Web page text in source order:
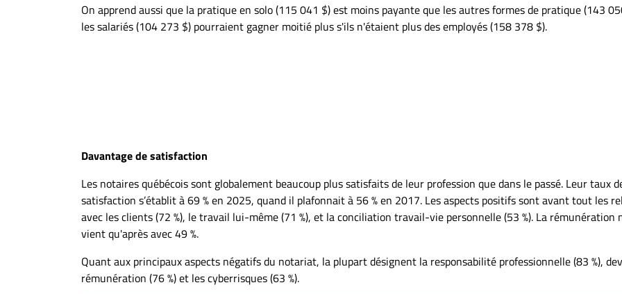
On apprend aussi que la pratique en solo (115 041 $) est moins payante que les autres formes de pratique (143
les salariés (104 273 $) pourraient gagner moitié plus s'ils n'étaient plus des employés (158 378 $).
Davantage de satisfaction
Les notaires québécois sont globalement beaucoup plus satisfaits de leur profession que dans le passé. Leur taux
satisfaction s’établit à 69 % en 2025, quand il plafonnait à 56 % en 2017. Les aspects positifs sont avant tout les
avec les clients (72 %), le travail lui-même (71 %), et la conciliation travail-vie personnelle (53 %). La rémunération
vient qu'après avec 49 %.
Quant aux principaux aspects négatifs du notariat, la plupart désignent la responsabilité professionnelle (83 %),
rémunération (76 %) et les cyberrisques (63 %).